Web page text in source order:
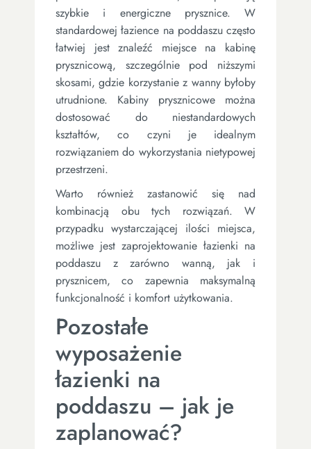
szybkie i energiczne prysznice. W
standardowej łazience na poddaszu często
łatwiej jest znaleźć miejsce na kabinę
prysznicową, szczególnie pod niższymi
skosami, gdzie korzystanie z wanny byłoby
utrudnione. Kabiny prysznicowe można
dostosować do niestandardowych
kształtów, co czyni je idealnym
rozwiązaniem do wykorzystania nietypowej
przestrzeni.
Warto również zastanowić się nad
kombinacją obu tych rozwiązań. W
przypadku wystarczającej ilości miejsca,
możliwe jest zaprojektowanie łazienki na
poddaszu z zarówno wanną, jak i
prysznicem, co zapewnia maksymalną
funkcjonalność i komfort użytkowania.
Pozostałe
wyposażenie
łazienki na
poddaszu – jak je
zaplanować?